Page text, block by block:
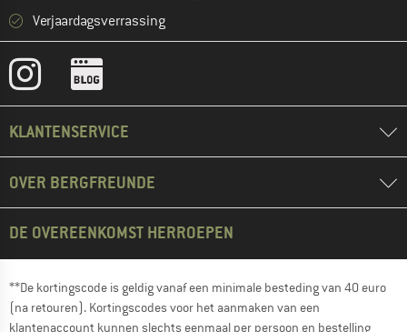
Verjaardagsverrassing
KLANTENSERVICE
OVER BERGFREUNDE
DE OVEREENKOMST HERROEPEN
**De kortingscode is geldig vanaf een minimale besteding van 40 euro
(na retouren). Kortingscodes voor het aanmaken van een
klantenaccount kunnen slechts eenmaal per persoon en bestelling